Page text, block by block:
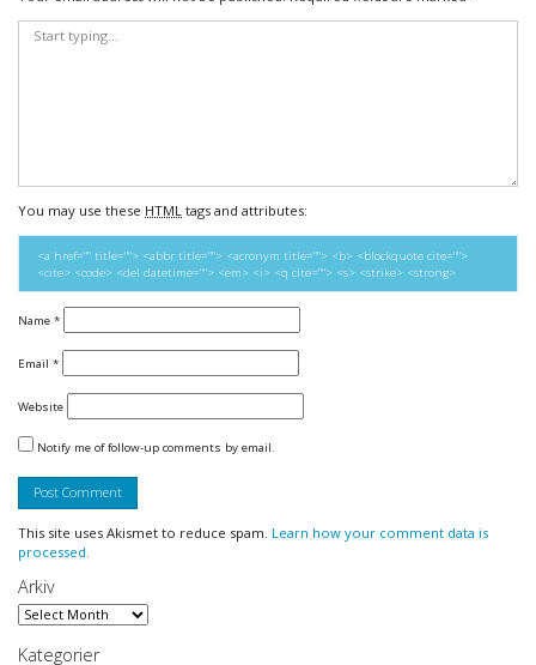
You may use these HTML tags and attributes:
<a href="" title=""> <abbr title=""> <acronym title=""> <b> <blockquote cite="">
<cite> <code> <del datetime=""> <em> <i> <q cite=""> <s> <strike> <strong>
Name *
Email *
Website
Notify me of follow-up comments by email.
This site uses Akismet to reduce spam. Learn how your comment data is
processed.
Arkiv
Arkiv
Kategorier